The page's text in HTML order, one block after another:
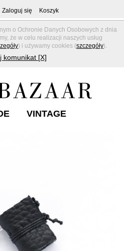
o Ochronie Danych Osobowych z dnia
że w celu realizacji naszych usług
) i używamy cookies (szczegóły).
komunikat [X]
Zaloguj się Koszyk
VINTAGE